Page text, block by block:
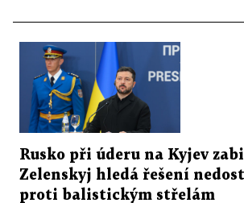
Rusko při úderu na Kyjev
Zelenskyj hledá řešení
proti balistickým střelám